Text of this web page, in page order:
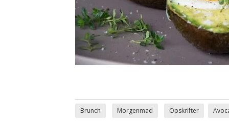
Brunch Morgenmad Opskrifter